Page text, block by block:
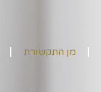
מן התקשורת